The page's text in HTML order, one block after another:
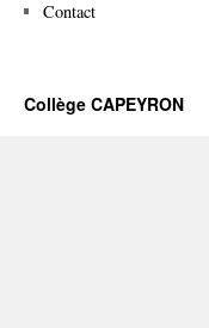
Contact
Collège CAPEYRON